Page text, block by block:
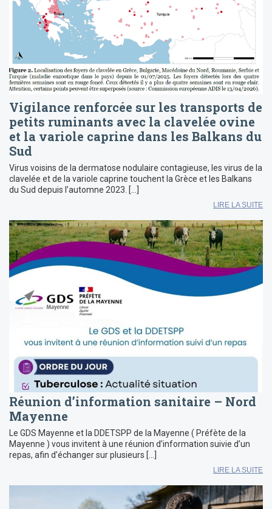
Vigilance renforcée sur les transports de
petits ruminants avec la clavelée ovine
et la variole caprine dans les Balkans du
Sud
Virus voisins de la dermatose nodulaire contagieuse, les virus de la
clavelée et de la variole caprine touchent la Grèce et les Balkans
du Sud depuis l’automne 2023. […]
LIRE LA SUITE
Réunion d’information sanitaire – Nord
Mayenne
Le GDS Mayenne et la DDETSPP de la Mayenne ( Préfète de la
Mayenne ) vous invitent à une réunion d’information suivie d’un
repas, afin d’échanger sur plusieurs […]
LIRE LA SUITE